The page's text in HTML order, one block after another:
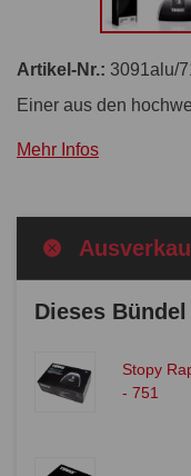
Artikel-Nr.: 3091alu/
Einer aus den
Mehr Infos
Dieses
Stopy
- 751